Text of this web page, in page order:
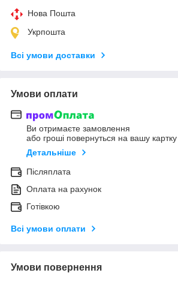
Нова Пошта
Укрпошта
Всі умови доставки
Умови оплати
Ви отримаєте замовлення
або гроші повернуться на вашу картку
Детальніше
Післяплата
Оплата на рахунок
Готівкою
Всі умови оплати
Умови повернення